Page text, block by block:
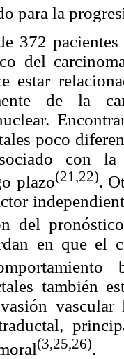
para la
372
del
estar
de la
poco
con
plazo(21,22).
del pronóstico
en que el
también
(3,25,26).